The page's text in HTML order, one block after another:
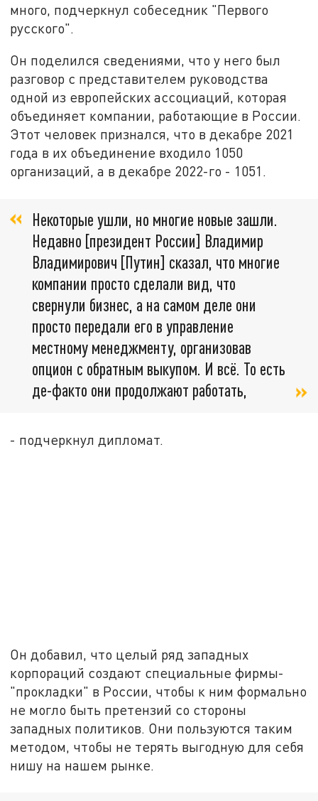
много, подчеркнул собеседник "Первого
русского".
Он поделился сведениями, что у него был
разговор с представителем руководства
одной из европейских ассоциаций, которая
объединяет компании, работающие в России.
Этот человек признался, что в декабре 2021
года в их объединение входило 1050
организаций, а в декабре 2022-го - 1051.
Некоторые ушли, но многие новые зашли.
Недавно [президент России] Владимир
Владимирович [Путин] сказал, что многие
компании просто сделали вид, что
свернули бизнес, а на самом деле они
просто передали его в управление
местному менеджменту, организовав
опцион с обратным выкупом. И всё. То есть
де-факто они продолжают работать,
- подчеркнул дипломат.
Он добавил, что целый ряд западных
корпораций создают специальные фирмы-
"прокладки" в России, чтобы к ним формально
не могло быть претензий со стороны
западных политиков. Они пользуются таким
методом, чтобы не терять выгодную для себя
нишу на нашем рынке.